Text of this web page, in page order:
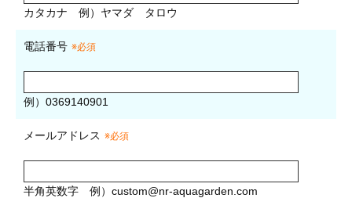
カタカナ 例）ヤマダ タロウ
電話番号 ※必須
例）0369140901
メールアドレス ※必須
半角英数字 例） custom@nr-aquagarden.com